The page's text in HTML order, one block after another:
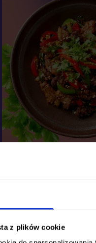
z plików cookie
różnych dań. Poznaj
pakiecie: